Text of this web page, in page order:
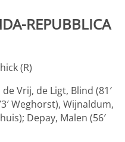
REPUBBLICA
(R)
Vrij, de Ligt, Blind (81′
Weghorst), Wijnaldum,
Depay, Malen (56′